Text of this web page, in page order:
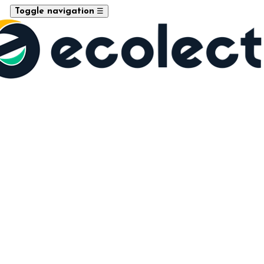
Toggle navigation ☰